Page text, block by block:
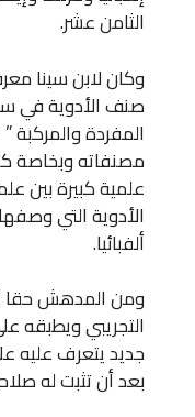
الثامن عشر.
وكان لابن سينا
صنف الأدوية في
المفردة والمركبة
مصنفاته وبخاصة
علمية كبيرة بين
ألفبائيا.
ومن المدهش حقا
التجريبي ويطبقه
جديد يتعرف عليه
بعد أن تثبت له